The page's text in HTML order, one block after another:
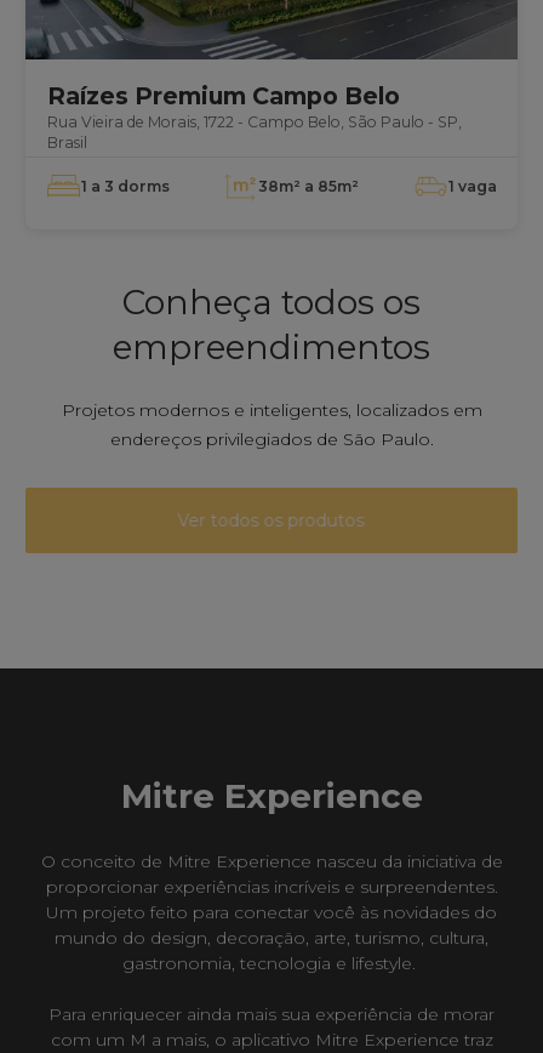
Raízes Premium Campo Belo
Rua Vieira de Morais, 1722 - Campo Belo, São Paulo - SP,
Brasil
1 a 3 dorms 38m² a 85m² 1 vaga
Conheça todos os
empreendimentos
Projetos modernos e inteligentes, localizados em
endereços privilegiados de São Paulo.
Ver todos os produtos
Mitre Experience
O conceito de Mitre Experience nasceu​ da iniciativa de
proporcionar experiências incríveis e surpreendentes.​
Um projeto feito para conectar você às novidades do
mundo do design, decoração, arte, turismo, cultura,
gastronomia, tecnologia e lifestyle. ​
​Para enriquecer ainda mais sua experiência de morar
com um M a mais, o aplicativo Mitre Experience traz